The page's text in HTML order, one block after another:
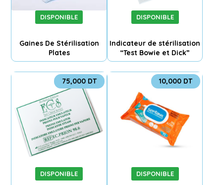
DISPONIBLE
Gaines De Stérilisation
Plates
DISPONIBLE
Indicateur de stérilisation
“Test Bowie et Dick”
DISPONIBLE
75,000 DT
DISPONIBLE
10,000 DT